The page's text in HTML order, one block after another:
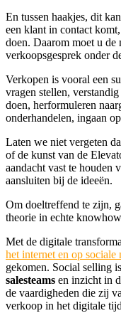
En tussen haakjes, dit
een klant in contact
doen. Daarom moet u de
verkoopsgesprek onder
Verkopen is vooral een
vragen stellen,
doen, herformuleren
onderhandelen, ingaan
Laten we niet vergeten
of de kunst van de
aandacht vast te houden
aansluiten bij de ideeën.
Om doeltreffend te zijn,
theorie in echte
Met de digitale
het internet en op sociale
gekomen. Social selling
salesteams en inzicht in
de vaardigheden die zij
verkoop in het digitale